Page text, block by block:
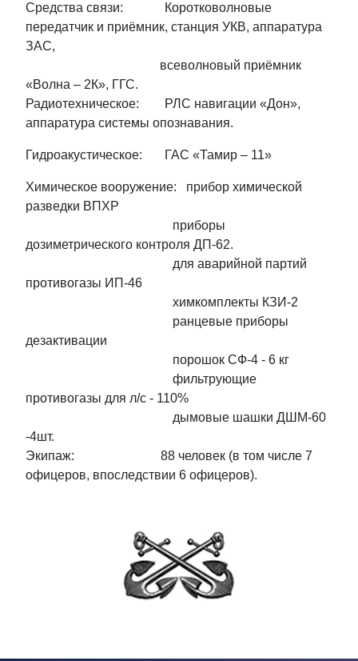
Средства связи: Коротковолновые
передатчик и приёмник, станция УКВ, аппаратура
ЗАС,
всеволновый приёмник
«Волна – 2К», ГГС.
Радиотехническое: РЛС навигации «Дон»,
аппаратура системы опознавания.
Гидроакустическое: ГАС «Тамир – 11»
Химическое вооружение: прибор химической
разведки ВПХР
приборы
дозиметрического контроля ДП-62.
для аварийной партий
противогазы ИП-46
химкомплекты КЗИ-2
ранцевые приборы
дезактивации
порошок СФ-4 - 6 кг
фильтрующие
противогазы для л/с - 110%
дымовые шашки ДШМ-60
-4шт.
Экипаж: 88 человек (в том числе 7
офицеров, впоследствии 6 офицеров).